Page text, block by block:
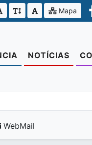
Mapa
NOTÍCIAS
WebMail